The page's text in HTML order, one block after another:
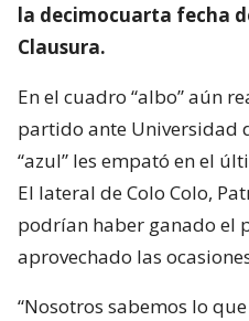
la decimocuarta fecha
Clausura.
En el cuadro “albo” aún
partido ante Universidad
“azul” les empató en el
El lateral de Colo Colo,
podrían haber ganado el
aprovechado las
“Nosotros sabemos lo